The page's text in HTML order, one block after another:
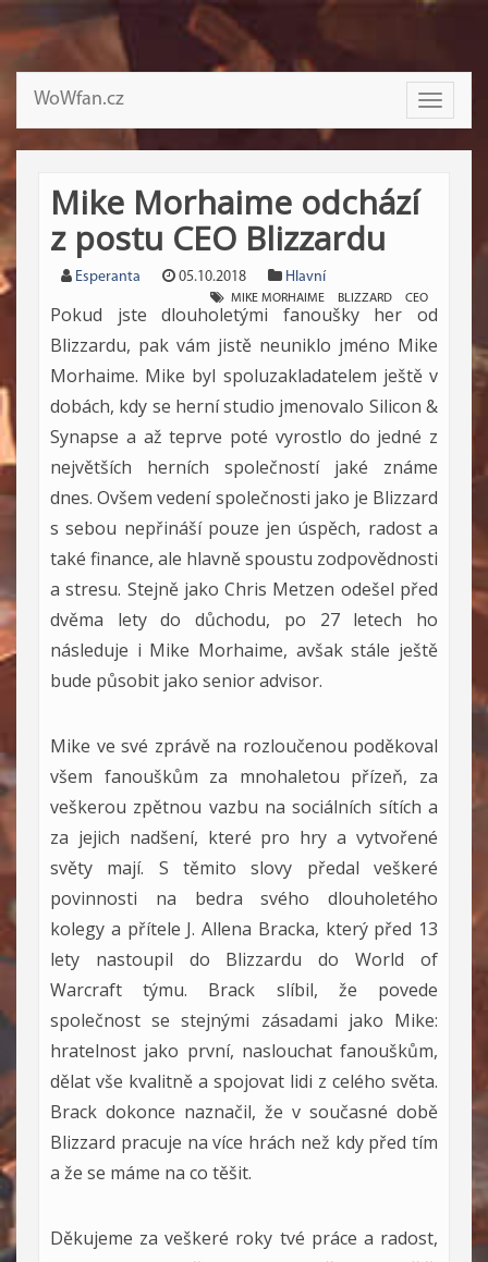
Toggle
WoWfan.cz
Mike Morhaime odchází
z postu CEO Blizzardu
Esperanta 05.10.2018 Hlavní
MIKE MORHAIME BLIZZARD CEO
Pokud jste dlouholetými fanoušky her od
Blizzardu, pak vám jistě neuniklo jméno Mike
Morhaime. Mike byl spoluzakladatelem ještě v
dobách, kdy se herní studio jmenovalo Silicon &
Synapse a až teprve poté vyrostlo do jedné z
největších herních společností jaké známe
dnes. Ovšem vedení společnosti jako je Blizzard
s sebou nepřináší pouze jen úspěch, radost a
také finance, ale hlavně spoustu zodpovědnosti
a stresu. Stejně jako Chris Metzen odešel před
dvěma lety do důchodu, po 27 letech ho
následuje i Mike Morhaime, avšak stále ještě
bude působit jako senior advisor.
Mike ve své zprávě na rozloučenou poděkoval
všem fanouškům za mnohaletou přízeň, za
veškerou zpětnou vazbu na sociálních sítích a
za jejich nadšení, které pro hry a vytvořené
světy mají. S těmito slovy předal veškeré
povinnosti na bedra svého dlouholetého
kolegy a přítele J. Allena Bracka, který před 13
lety nastoupil do Blizzardu do World of
Warcraft týmu. Brack slíbil, že povede
společnost se stejnými zásadami jako Mike:
hratelnost jako první, naslouchat fanouškům,
dělat vše kvalitně a spojovat lidi z celého světa.
Brack dokonce naznačil, že v současné době
Blizzard pracuje na více hrách než kdy před tím
a že se máme na co těšit.
Děkujeme za veškeré roky tvé práce a radost,